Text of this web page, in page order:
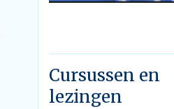
Cursussen en
lezingen